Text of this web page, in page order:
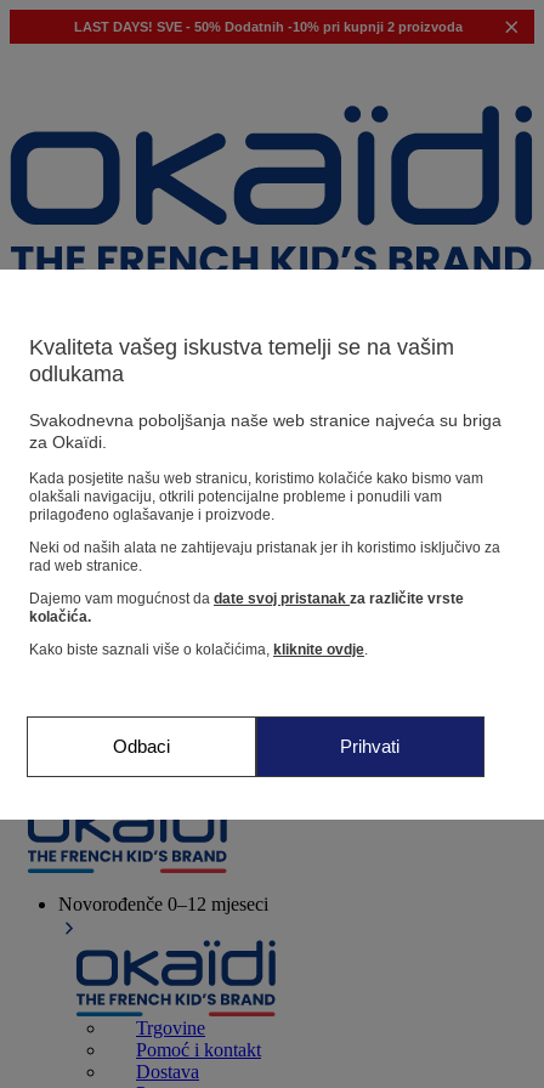
LAST DAYS! SVE - 50% Dodatnih -10% pri kupnji 2 proizvoda
Naši prijedlozi
Predloženi proizvodi
Pogledajte sve proizvode
Dućan
Novorođenče 0–12 mjeseci
Trgovine
Pomoć i kontakt
Dostava
Kvaliteta vašeg iskustva temelji se na vašim
odlukama
Svakodnevna poboljšanja naše web stranice najveća su briga
za Okaïdi.
Kada posjetite našu web stranicu, koristimo kolačiće kako bismo vam
olakšali navigaciju, otkrili potencijalne probleme i ponudili vam
prilagođeno oglašavanje i proizvode.
Neki od naših alata ne zahtijevaju pristanak jer ih koristimo isključivo za
rad web stranice.
Dajemo vam mogućnost da date svoj pristanak za različite vrste
kolačića.
Kako biste saznali više o kolačićima, kliknite ovdje.
Odbaci Prihvati